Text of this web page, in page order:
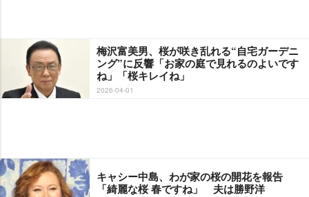
梅沢富美男、桜が咲き乱れる“自宅ガーデニ
ング”に反響「お家の庭で見れるのよいです
ね」「桜キレイね」
2026-04-01
キャシー中島、わが家の桜の開花を報告
「綺麗な桜 春ですね」 夫は勝野洋